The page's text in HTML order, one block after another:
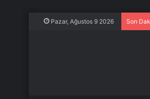
Pazar, Ağustos 9 2026 Son